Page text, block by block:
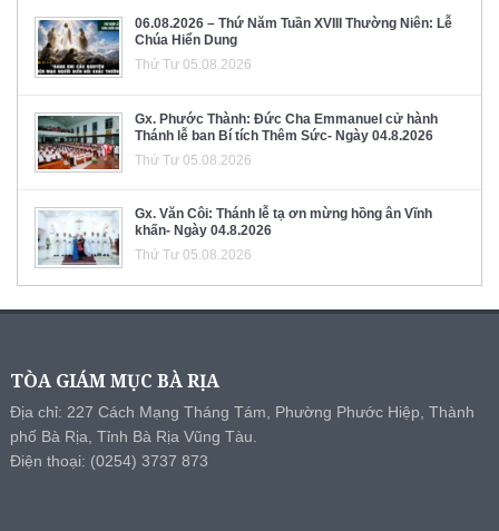
06.08.2026 – Thứ Năm Tuần XVIII Thường Niên: Lễ
Chúa Hiển Dung
Thứ Tư 05.08.2026
Gx. Phước Thành: Đức Cha Emmanuel cử hành
Thánh lễ ban Bí tích Thêm Sức- Ngày 04.8.2026
Thứ Tư 05.08.2026
Gx. Văn Côi: Thánh lễ tạ ơn mừng hồng ân Vĩnh
khấn- Ngày 04.8.2026
Thứ Tư 05.08.2026
TÒA GIÁM MỤC BÀ RỊA
Địa chỉ: 227 Cách Mạng Tháng Tám, Phường Phước Hiệp, Thành
phố Bà Rịa, Tỉnh Bà Rịa Vũng Tàu.
Điện thoại: (0254) 3737 873